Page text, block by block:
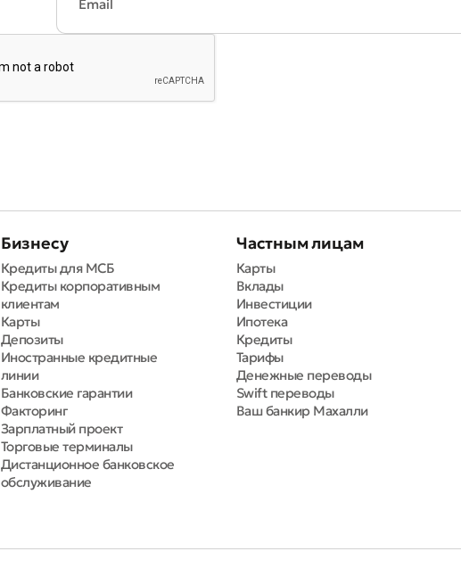
Бизнесу
Кредиты для МСБ
Кредиты корпоративным
клиентам
Карты
Депозиты
Иностранные кредитные
линии
Банковские гарантии
Факторинг
Зарплатный проект
Торговые терминалы
Дистанционное банковское
обслуживание
Частным лицам
Карты
Вклады
Инвестиции
Ипотека
Кредиты
Тарифы
Денежные переводы
Swift переводы
Ваш банкир Махалли